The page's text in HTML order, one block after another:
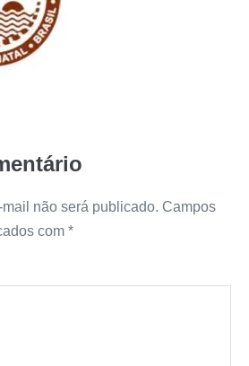
não será publicado. Campos
com *